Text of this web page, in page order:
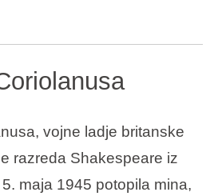
vojne ladje britanske
razreda Shakespeare iz
maja 1945 potopila mina,